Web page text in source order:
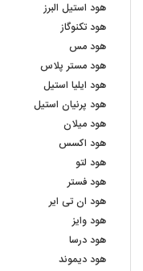
هود استیل البرز
هود تکنوگاز
هود مس
هود مستر پلاس
هود ایلیا استیل
هود پرنیان استیل
هود میلان
هود اکسس
هود لتو
هود فستر
هود ان تی ایر
هود وایز
هود درسا
هود دیموند